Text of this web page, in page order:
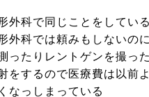
外科で同じことをしている
外科では頼みもしないのに
ったりレントゲンを撮っ
をするので医療費は以前
なっしまっている